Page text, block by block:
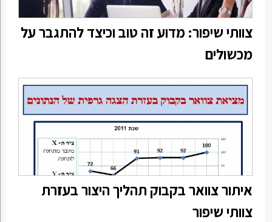
צוותי שיפור: מדוע זה טוב וכיצד להתגבר על
מכשולים
איתור צוואר בקבוק תהליך היצור בעזרת
צוותי שיפור